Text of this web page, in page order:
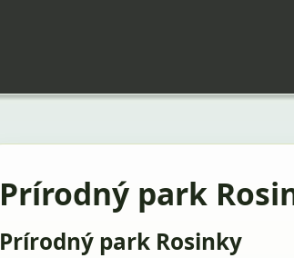
Prírodný park
Prírodný park Rosinky